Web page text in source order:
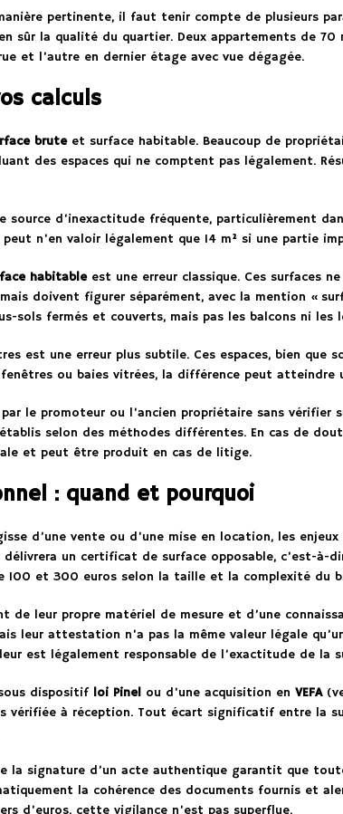
pertinente, il faut tenir compte de plusieurs
sûr la qualité du quartier. Deux appartements de
et l’autre en dernier étage avec vue dégagée.
calculs
bruteet surface habitable. Beaucoup de
des espaces qui ne comptent pas légalement.
source d’inexactitude fréquente, particulièrement
peut n’en valoir légalement que 14 m² si une partie
habitableest une erreur classique. Ces surfaces
doivent figurer séparément, avec la mention «
sols fermés et couverts, mais pas les balcons ni les
est une erreur plus subtile. Ces espaces, bien
ou baies vitrées, la différence peut atteindre
le promoteur ou l’ancien propriétaire sans vérifier
selon des méthodes différentes. En cas de
et peut être produit en cas de litige.
: quand et pourquoi
d’une vente ou d’une mise en location, les
délivrera un certificat de surface opposable, c’est-à-
100 et 300 euros selon la taille et la complexité du
de leur propre matériel de mesure et d’une
leur attestation n’a pas la même valeur légale
est légalement responsable de l’exactitude de la
dispositif loi Pinel ou d’une acquisition en VEFA
vérifiée à réception. Tout écart significatif entre la
la signature d’un acte authentique garantit que
la cohérence des documents fournis et
d’euros, cette vigilance n’est pas superflue.